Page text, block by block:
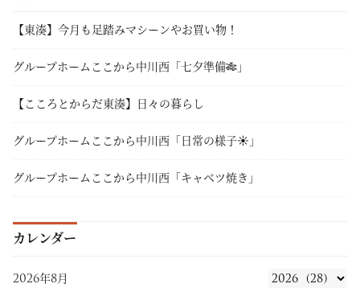
【東湊】今月も足踏みマシーンやお買い物！
グループホームここから中川西「七夕準備🎋」
【こころとからだ東湊】日々の暮らし
グループホームここから中川西「日常の様子☀」
グループホームここから中川西「キャベツ焼き」
カレンダー
2026年8月